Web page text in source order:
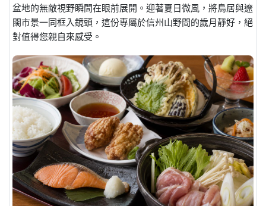
盆地的無敵視野瞬間在眼前展開。迎著夏日微風，將鳥居與遼
闊市景一同框入鏡頭，這份專屬於信州山野間的歲月靜好，絕
對值得您親自來感受。